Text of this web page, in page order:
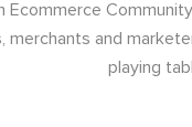
Ecommerce
merchants and
playing